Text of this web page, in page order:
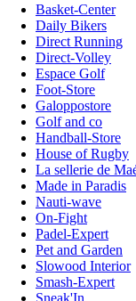
Basket-Center
Daily Bikers
Direct Running
Direct-Volley
Espace Golf
Foot-Store
Galoppostore
Golf and co
Handball-Store
House of Rugby
La sellerie de
Made in Paradis
Nauti-wave
On-Fight
Padel-Expert
Pet and Garden
Slowood Interior
Smash-Expert
Sneak'In